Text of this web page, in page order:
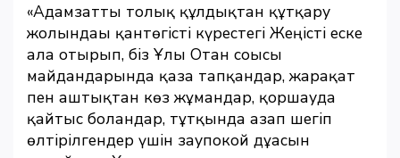
«Адамзатты толық құлдықтан құтқару
жолындағы қантөгісті күрестегі Жеңісті еске
ала отырып, біз Ұлы Отан соғысы
майдандарында қаза тапқандар, жарақат
пен аштықтан көз жұмғандар, қоршауда
қайтыс болғандар, тұтқында азап шегіп
өлтірілгендер үшін заупокой дұғасын